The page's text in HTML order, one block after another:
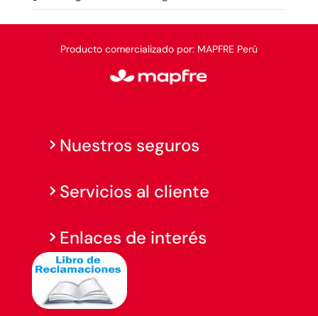
Producto comercializado por: MAPFRE Perú
Nuestros seguros
Servicios al cliente
Enlaces de interés